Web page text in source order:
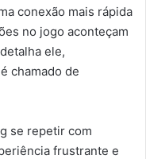
conexão mais rápida
no jogo aconteçam
ele,
chamado de
se repetir com
frustrante e